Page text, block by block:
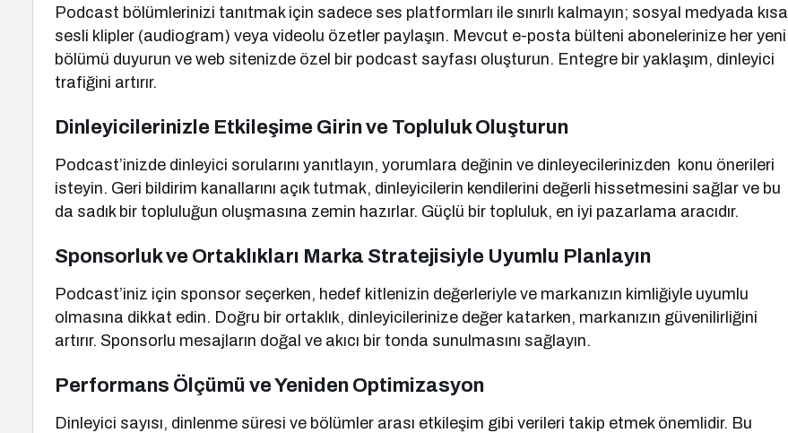
Podcast bölümlerinizi tanıtmak için sadece ses platformları ile sınırlı kalmayın; sosyal medyada kısa
sesli klipler (audiogram) veya videolu özetler paylaşın. Mevcut e-posta bülteni abonelerinize her yeni
bölümü duyurun ve web sitenizde özel bir podcast sayfası oluşturun. Entegre bir yaklaşım, dinleyici
trafiğini artırır.
Dinleyicilerinizle Etkileşime Girin ve Topluluk Oluşturun
Podcast’inizde dinleyici sorularını yanıtlayın, yorumlara değinin ve dinleyecilerinizden konu önerileri
isteyin. Geri bildirim kanallarını açık tutmak, dinleyicilerin kendilerini değerli hissetmesini sağlar ve bu
da sadık bir topluluğun oluşmasına zemin hazırlar. Güçlü bir topluluk, en iyi pazarlama aracıdır.
Sponsorluk ve Ortaklıkları Marka Stratejisiyle Uyumlu Planlayın
Podcast’iniz için sponsor seçerken, hedef kitlenizin değerleriyle ve markanızın kimliğiyle uyumlu
olmasına dikkat edin. Doğru bir ortaklık, dinleyicilerinize değer katarken, markanızın güvenilirliğini
artırır. Sponsorlu mesajların doğal ve akıcı bir tonda sunulmasını sağlayın.
Performans Ölçümü ve Yeniden Optimizasyon
Dinleyici sayısı, dinlenme süresi ve bölümler arası etkileşim gibi verileri takip etmek önemlidir. Bu